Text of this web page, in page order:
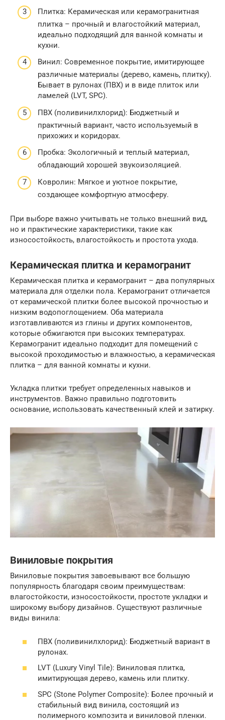
Плитка: Керамическая или керамогранитная
плитка – прочный и влагостойкий материал,
идеально подходящий для ванной комнаты и
кухни.
Винил: Современное покрытие, имитирующее
различные материалы (дерево, камень, плитку).
Бывает в рулонах (ПВХ) и в виде плиток или
ламелей (LVT, SPC).
ПВХ (поливинилхлорид): Бюджетный и
практичный вариант, часто используемый в
прихожих и коридорах.
Пробка: Экологичный и теплый материал,
обладающий хорошей звукоизоляцией.
Ковролин: Мягкое и уютное покрытие,
создающее комфортную атмосферу.
При выборе важно учитывать не только внешний вид,
но и практические характеристики, такие как
износостойкость, влагостойкость и простота ухода.
Керамическая плитка и керамогранит
Керамическая плитка и керамогранит – два популярных
материала для отделки пола. Керамогранит отличается
от керамической плитки более высокой прочностью и
низким водопоглощением. Оба материала
изготавливаются из глины и других компонентов,
которые обжигаются при высоких температурах.
Керамогранит идеально подходит для помещений с
высокой проходимостью и влажностью, а керамическая
плитка – для ванной комнаты и кухни.
Укладка плитки требует определенных навыков и
инструментов. Важно правильно подготовить
основание, использовать качественный клей и затирку.
Виниловые покрытия
Виниловые покрытия завоевывают все большую
популярность благодаря своим преимуществам:
влагостойкости, износостойкости, простоте укладки и
широкому выбору дизайнов. Существуют различные
виды винила:
ПВХ (поливинилхлорид): Бюджетный вариант в
рулонах.
LVT (Luxury Vinyl Tile): Виниловая плитка,
имитирующая дерево, камень или плитку.
SPC (Stone Polymer Composite): Более прочный и
стабильный вид винила, состоящий из
полимерного композита и виниловой пленки.